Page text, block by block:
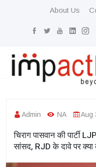
About Us
Admin NA Aug
चिराग पासवान की पार्टी
सांसद, RJD के दावे पर